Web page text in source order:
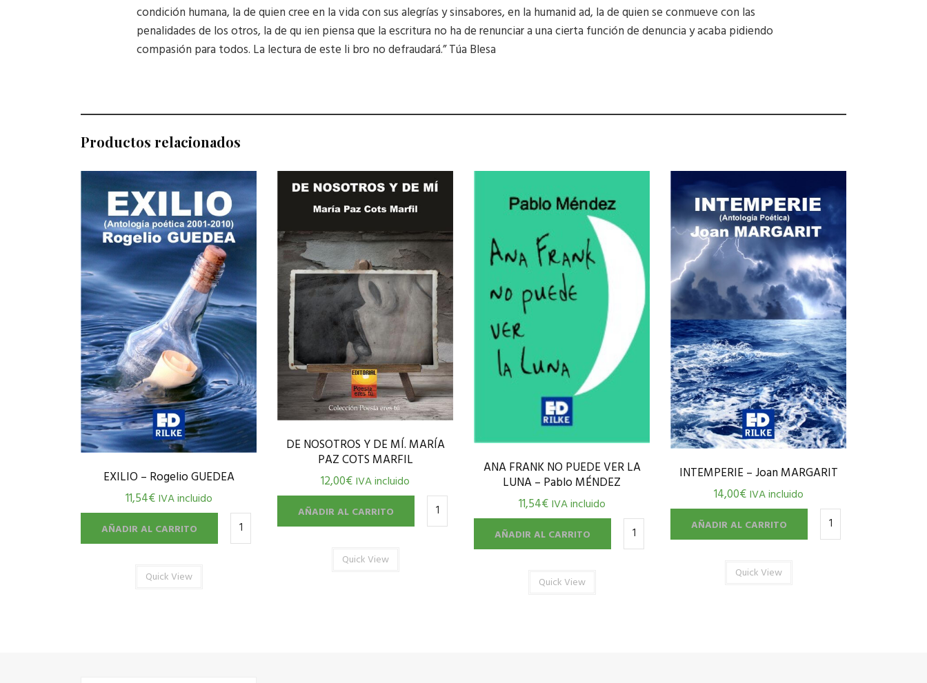
condición humana, la de quien cree en la vida con sus alegrías y sinsabores, en la humanid ad, la de quien se conmueve con las
penalidades de los otros, la de qu ien piensa que la escritura no ha de renunciar a una cierta función de denuncia y acaba pidiendo
compasión para todos. La lectura de este li bro no defraudará.” Túa Blesa
Productos relacionados
EXILIO – Rogelio GUEDEA
11,54€ IVA incluido
AÑADIR AL CARRITO
Quick View
DE NOSOTROS Y DE MÍ. MARÍA
PAZ COTS MARFIL
12,00€IVA incluido
AÑADIR AL CARRITO
Quick View
ANA FRANK NO PUEDE VER LA
LUNA – Pablo MÉNDEZ
11,54€ IVA incluido
AÑADIR AL CARRITO
Quick View
INTEMPERIE – Joan MARGARIT
14,00€ IVA incluido
AÑADIR AL CARRITO
Quick View